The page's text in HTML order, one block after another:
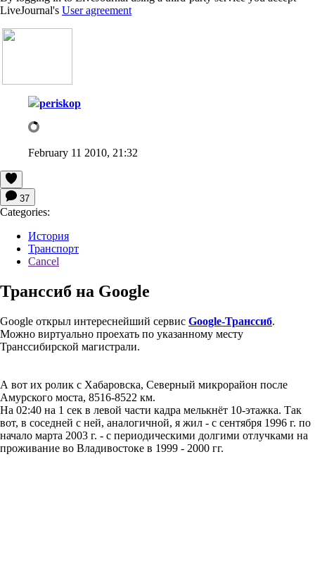
LiveJournal's User agreement
periskop
February 11 2010, 21:32
37
Categories:
История
Транспорт
Cancel
Транссиб на Google
Google открыл интереснейший сервис Google-Транссиб.
Можно виртуально проехать по указанному месту
Транссибирской магистрали.
А вот их ролик с Хабаровска, Северный микрорайон после
Амурского моста, 8516-8522 км.
На 02:40 на 1 сек в левой части кадра мелькнёт 10-этажка. Так
вот, в соседней с ней, аналогичной, я жил - с сентября 1996 г. по
начало марта 2003 г. - с периодическими долгими отлучками на
проживание во Владивостоке в 1999 - 2000 гг.